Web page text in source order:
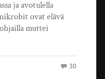
ja avotulella
ovat elävä
muttei
30